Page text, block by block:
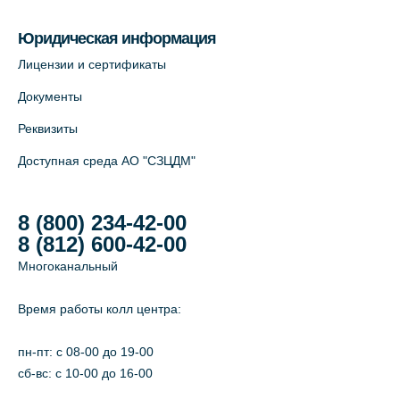
Лабораторный терминал на Большом
+7 (812) 565-11-12
На карте
Юридическая информация
Лицензии и сертификаты
Документы
Реквизиты
Доступная среда АО "СЗЦДМ"
8 (800) 234-42-00
8 (812) 600-42-00
Многоканальный
Время работы колл центра:
пн-пт: c 08-00 до 19-00
сб-вс: с 10-00 до 16-00